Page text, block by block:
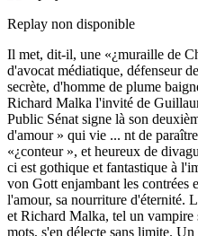
Replay non disponible
Il met, dit-il, une «¿muraille de
d'avocat médiatique, défenseur
secrète, d'homme de plume
Richard Malka l'invité de
Public Sénat signe là son
d'amour » qui vie ... nt de
«¿conteur », et heureux de
ci est gothique et fantastique à
von Gott enjambant les contrées
l'amour, sa nourriture d'éternité.
et Richard Malka, tel un vampire
mots, s'en délecte sans limite.